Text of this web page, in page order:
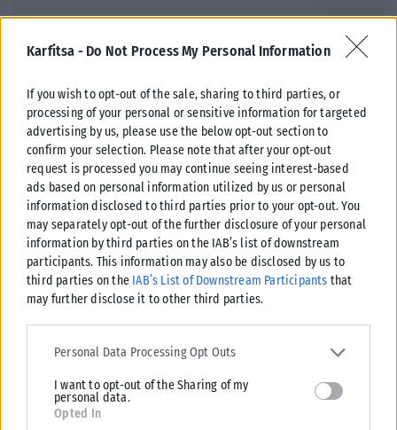
Karfitsa - Do Not Process My Personal Information
If you wish to opt-out of the sale, sharing to third parties, or
processing of your personal or sensitive information for targeted
advertising by us, please use the below opt-out section to
confirm your selection. Please note that after your opt-out
request is processed you may continue seeing interest-based
ads based on personal information utilized by us or personal
information disclosed to third parties prior to your opt-out. You
may separately opt-out of the further disclosure of your personal
information by third parties on the IAB’s list of downstream
participants. This information may also be disclosed by us to
third parties on the IAB’s List of Downstream Participants that
may further disclose it to other third parties.
Please note that this website/app uses one or more Google
services and may gather and store information including but not
deny consent to Google and its third-party tags to use your data
for below specified purposes in below Google consent section.
Personal Data Processing Opt Outs
I want to opt-out of the Sharing of my
personal data.
Opted In
Αυτοψία Λίνας Μενδώνη στα Αιγόσθενα μετά το πέρασμα της
Η υπουργός Πολιτισμού, Λίνα Μενδώνη, πραγματοποίησε χθες, Τετάρτη
5 Αυγούστου, το απόγευμα, αυτοψία στην περιοχή του Πόρτο Γερμενού,
προκειμένου να...
ΑΝΑΡΤΉΘΗΚΕ ΑΠΌ KARFITSANEWS 06/08/2026